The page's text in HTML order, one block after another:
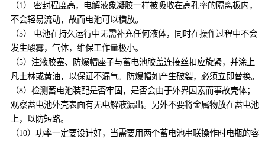
（1） 密封程度高，电解液象凝胶一样被吸收在高孔率的隔离板内，
不会轻易流动，故而电池可以横放。
（5） 电池在持久运行中无需补充任何液体，同时在操作过程中不会
发生酸雾，气体，维保工作量极小。
（5）注液胶塞、防爆帽座子与蓄电池胶盖连接丝扣应旋紧，并涂上
凡士林或黄油，以保证不漏气。防爆帽如产生破裂，必须立即替换。
（8）检测蓄电池装配是否牢固，是否会由于外界因素而事故壳体；
观察蓄电池外壳表面有无电解液漏出。另外不要将金属物放在蓄电池
上，以防短路。
（10）功率一定要设计好，当需要用两个蓄电池串联操作时电瓶的容